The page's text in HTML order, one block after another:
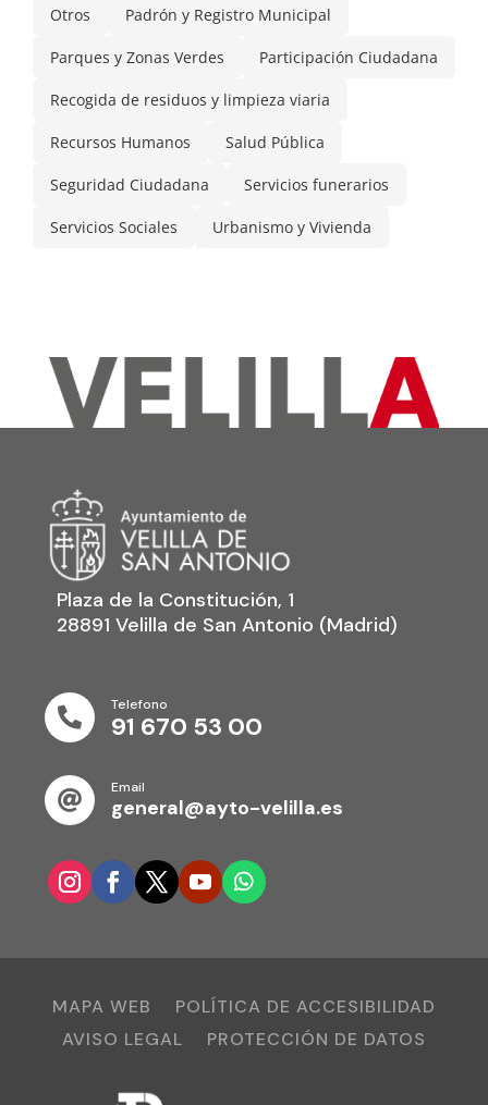
Otros Padrón y Registro Municipal
Parques y Zonas Verdes Participación Ciudadana
Recogida de residuos y limpieza viaria
Recursos Humanos Salud Pública
Seguridad Ciudadana Servicios funerarios
Servicios Sociales Urbanismo y Vivienda
Plaza de la Constitución, 1
28891 Velilla de San Antonio (Madrid)

Telefono
91 670 53 00

Email
general@ayto-velilla.es
MAPA WEB
POLÍTICA DE ACCESIBILIDAD
AVISO LEGAL
PROTECCIÓN DE DATOS